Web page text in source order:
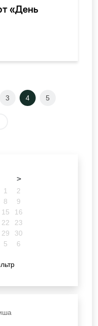
«День
3 4 5
>
1
2
8
9
15
16
22
23
29
30
5 6